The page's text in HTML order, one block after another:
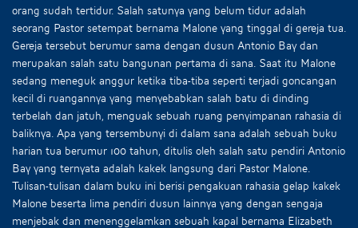
orang sudah tertidur. Salah satunya yang belum tidur adalah
seorang Pastor setempat bernama Malone yang tinggal di gereja tua.
Gereja tersebut berumur sama dengan dusun Antonio Bay dan
merupakan salah satu bangunan pertama di sana. Saat itu Malone
sedang meneguk anggur ketika tiba-tiba seperti terjadi goncangan
kecil di ruangannya yang menyebabkan salah batu di dinding
terbelah dan jatuh, menguak sebuah ruang penyimpanan rahasia di
baliknya. Apa yang tersembunyi di dalam sana adalah sebuah buku
harian tua berumur 100 tahun, ditulis oleh salah satu pendiri Antonio
Bay yang ternyata adalah kakek langsung dari Pastor Malone.
Tulisan-tulisan dalam buku ini berisi pengakuan rahasia gelap kakek
Malone beserta lima pendiri dusun lainnya yang dengan sengaja
menjebak dan menenggelamkan sebuah kapal bernama Elizabeth